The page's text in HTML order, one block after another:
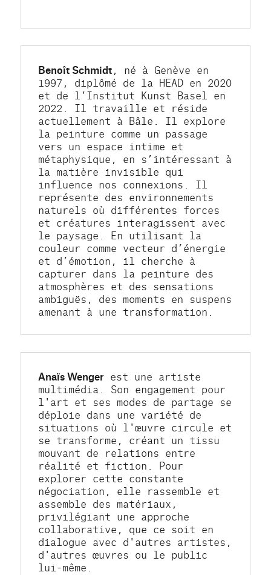
Benoît Schmidt, né à Genève en
1997, diplômé de la HEAD en 2020
et de l’Institut Kunst Basel en
2022. Il travaille et réside
actuellement à Bâle. Il explore
la peinture comme un passage
vers un espace intime et
métaphysique, en s’intéressant à
la matière invisible qui
influence nos connexions. Il
représente des environnements
naturels où différentes forces
et créatures interagissent avec
le paysage. En utilisant la
couleur comme vecteur d’énergie
et d’émotion, il cherche à
capturer dans la peinture des
atmosphères et des sensations
ambiguës, des moments en suspens
amenant à une transformation.
Anaïs Wenger est une artiste
multimédia. Son engagement pour
l'art et ses modes de partage se
déploie dans une variété de
situations où l'œuvre circule et
se transforme, créant un tissu
mouvant de relations entre
réalité et fiction. Pour
explorer cette constante
négociation, elle rassemble et
assemble des matériaux,
privilégiant une approche
collaborative, que ce soit en
dialogue avec d'autres artistes,
d'autres œuvres ou le public
lui-même.